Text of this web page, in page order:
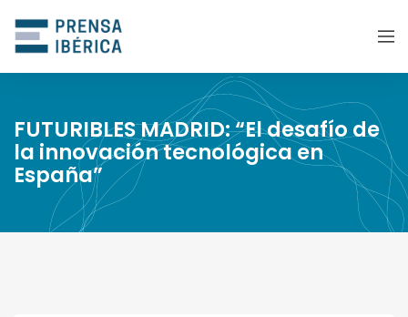
FUTURIBLES MADRID: “El desafío de
la innovación tecnológica en
España”